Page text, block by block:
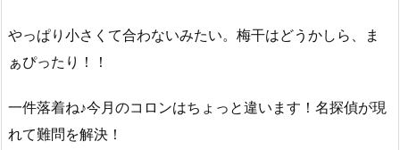
やっぱり小さくて合わないみたい。梅干はどうかしら、ま
ぁぴったり！！
一件落着ね♪今月のコロンはちょっと違います！名探偵が現
れて難問を解決！